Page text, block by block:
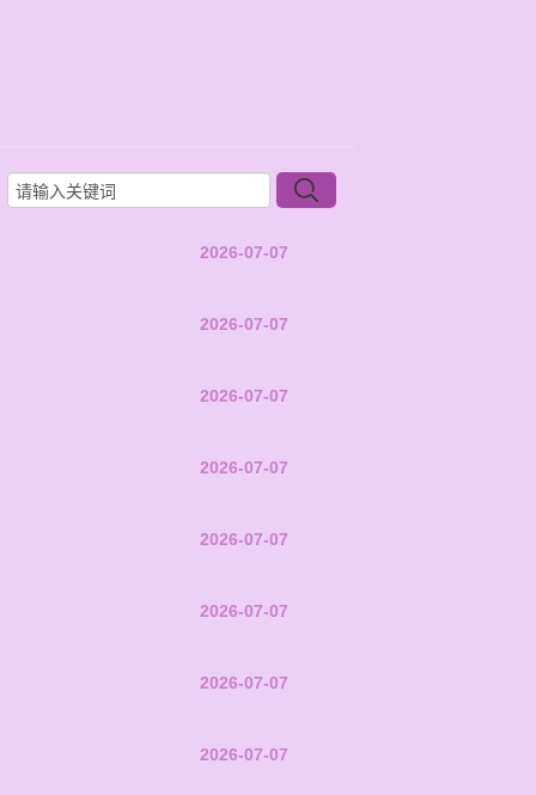
2026-07-07
2026-07-07
2026-07-07
2026-07-07
2026-07-07
2026-07-07
2026-07-07
2026-07-07